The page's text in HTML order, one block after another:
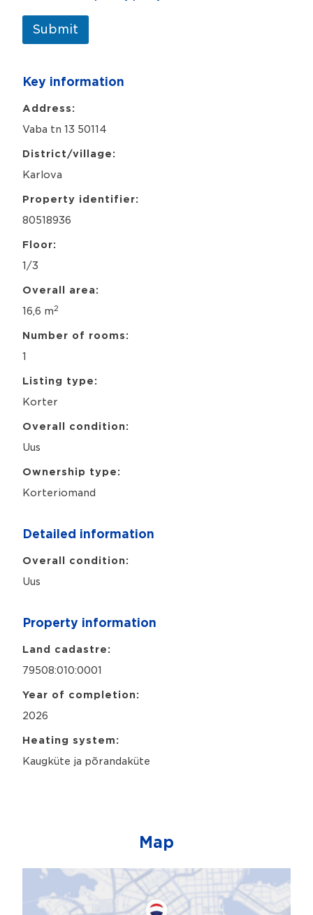
v
c
o
i
c
y
*
b
k
m
e
Submit
Key information
Address:
Vaba tn 13 50114
District/village:
Karlova
Property identifier:
80518936
Floor:
1/3
Overall area:
16,6 m2
Number of rooms:
1
Listing type:
Korter
Overall condition:
Uus
Ownership type:
Korteriomand
Detailed information
Overall condition:
Uus
Property information
Land cadastre:
79508:010:0001
Year of completion:
2026
Heating system:
Kaugküte ja põrandaküte
Map